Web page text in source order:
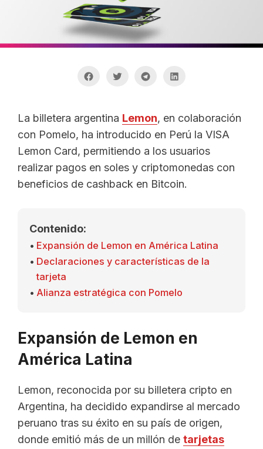
La billetera argentina Lemon, en colaboración
con Pomelo, ha introducido en Perú la VISA
Lemon Card, permitiendo a los usuarios
realizar pagos en soles y criptomonedas con
beneficios de cashback en Bitcoin.
Contenido:
Expansión de Lemon en América Latina
Declaraciones y características de la
tarjeta
Alianza estratégica con Pomelo
Expansión de Lemon en
América Latina
Lemon, reconocida por su billetera cripto en
Argentina, ha decidido expandirse al mercado
peruano tras su éxito en su país de origen,
donde emitió más de un millón de tarjetas